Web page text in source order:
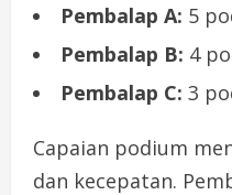
Pembalap A: 5
Pembalap B: 4
Pembalap C: 3
Capaian podium
dan kecepatan.